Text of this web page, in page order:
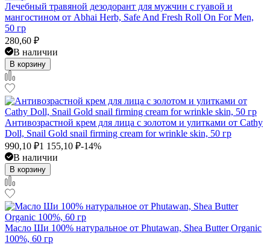
Лечебный травяной дезодорант для мужчин с гуавой и
мангостином от Abhai Herb, Safe And Fresh Roll On For Men,
50 гр
280,60 ₽
В наличии
В корзину
Антивозрастной крем для лица с золотом и улитками от Cathy
Doll, Snail Gold snail firming cream for wrinkle skin, 50 гр
990,10 ₽1 155,10 ₽-14%
В наличии
В корзину
Масло Ши 100% натуральное от Phutawan, Shea Butter Organic
100%, 60 гр